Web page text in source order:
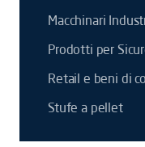
Macchinari
Prodotti per
Retail e beni di
Stufe a pellet